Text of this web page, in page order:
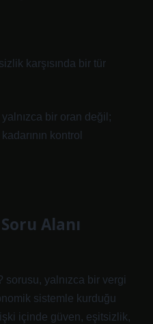
karşısında bir tür
bir oran değil;
kontrol
Alanı
sorusu, yalnızca bir vergi
sistemle kurduğu
içinde güven, eşitsizlik,